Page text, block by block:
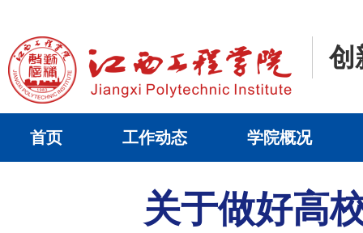
创
首页 工作动态 学院概况
关于做好高